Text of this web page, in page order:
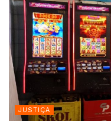
JUSTIÇA